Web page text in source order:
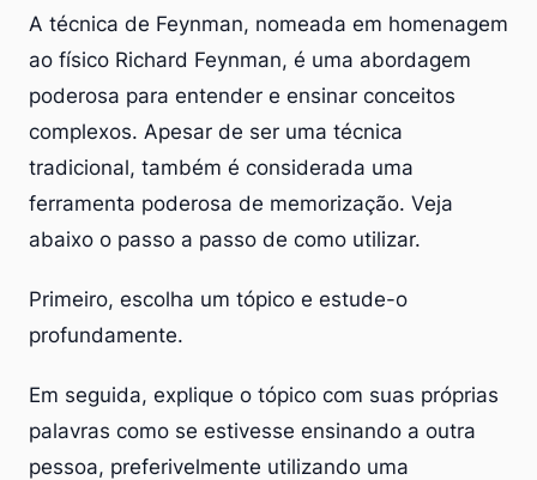
A técnica de Feynman, nomeada em homenagem
ao físico Richard Feynman, é uma abordagem
poderosa para entender e ensinar conceitos
complexos. Apesar de ser uma técnica
tradicional, também é considerada uma
ferramenta poderosa de memorização. Veja
abaixo o passo a passo de como utilizar.
Primeiro, escolha um tópico e estude-o
profundamente.
Em seguida, explique o tópico com suas próprias
palavras como se estivesse ensinando a outra
pessoa, preferivelmente utilizando uma